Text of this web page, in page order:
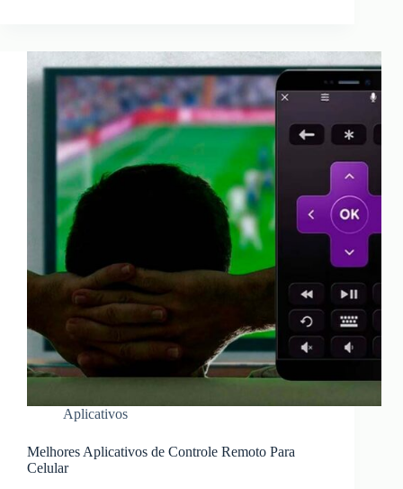
Universal
Aplicativos
Melhores Aplicativos de Controle Remoto Para
Celular